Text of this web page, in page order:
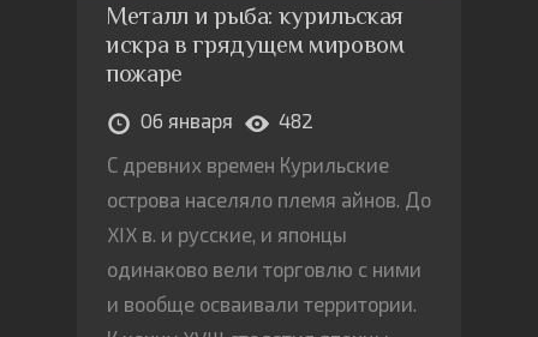
Металл и рыба: курильская
искра в грядущем мировом
пожаре
06 января
482
С древних времен Курильские
острова населяло племя айнов. До
XIX в. и русские, и японцы
одинаково вели торговлю с ними
и вообще осваивали территории.